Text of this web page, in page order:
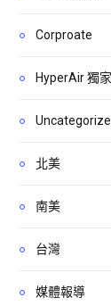
Corproate
HyperAir 獨
北美
南美
台灣
媒體報導